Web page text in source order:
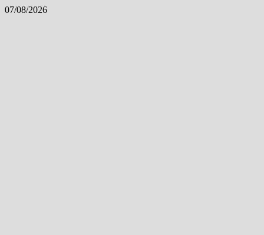
Skip
07/08/2026